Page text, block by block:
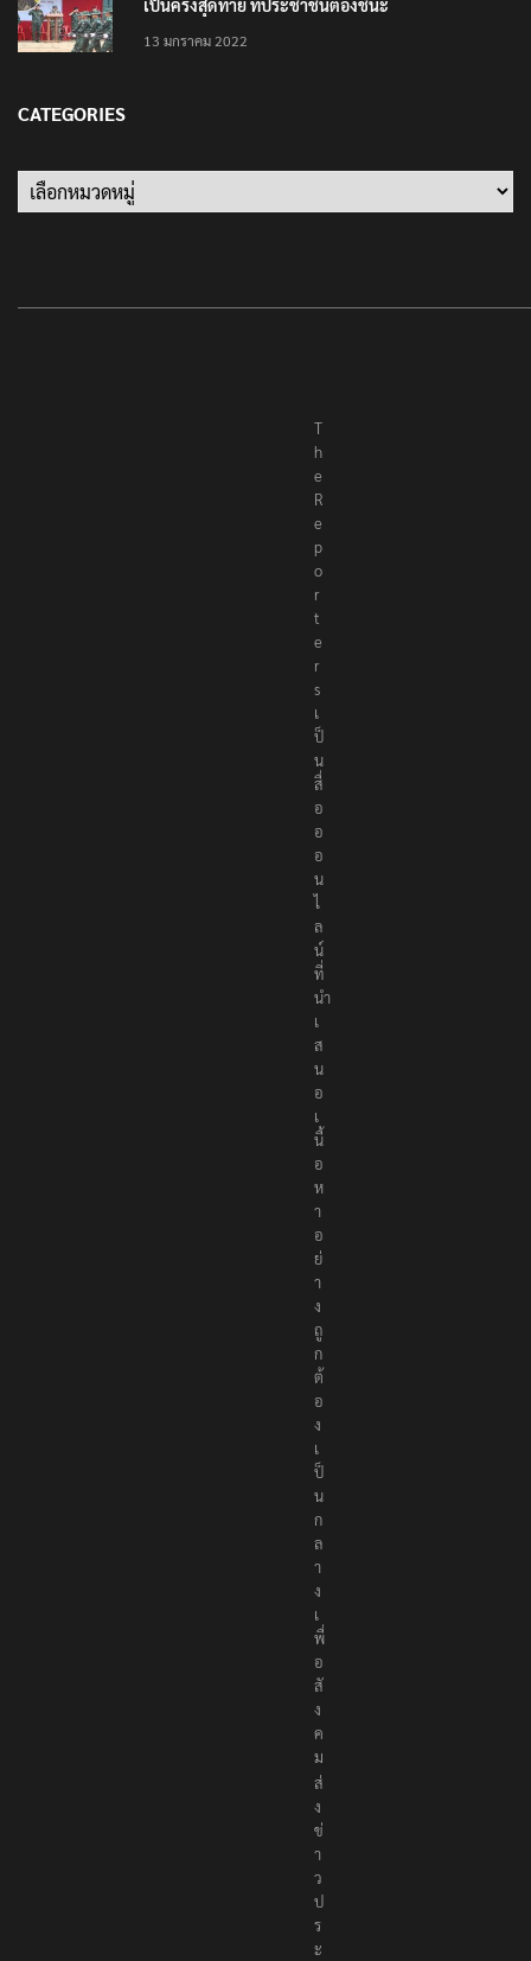
เป็นครั้งสุดท้าย ที่ประชาชนต้องชนะ
13 มกราคม 2022
CATEGORIES
Categories
T
h
e
R
e
p
o
r
t
e
r
s
เ
ป็
น
สื่
อ
อ
อ
น
ไ
ล
น์
ที่
นำ
เ
ส
น
อ
เ
นื้
อ
ห
า
อ
ย่
า
ง
ถู
ก
ต้
อ
ง
เ
ป็
น
ก
ล
า
ง
เ
พื่
อ
สั
ง
ค
ม
ส่
ง
ข่
า
ว
ป
ร
ะ